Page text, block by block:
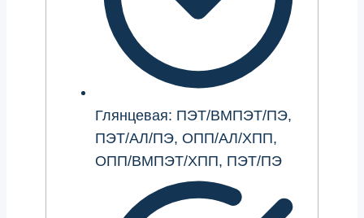
Глянцевая: ПЭТ/ВМПЭТ/ПЭ,
ПЭТ/АЛ/ПЭ, ОПП/АЛ/ХПП,
ОПП/ВМПЭТ/ХПП, ПЭТ/ПЭ